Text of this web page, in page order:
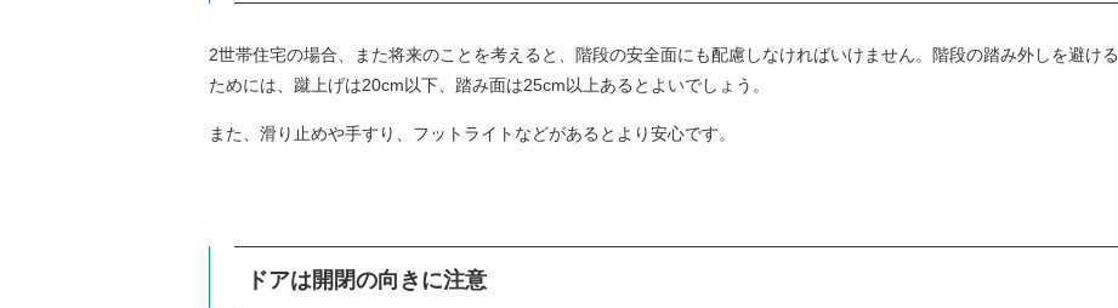
2世帯住宅の場合、また将来のことを考えると、階段の安全面にも配慮しなければいけません。階段の踏み外しを避ける
ためには、蹴上げは20cm以下、踏み面は25cm以上あるとよいでしょう。
また、滑り止めや手すり、フットライトなどがあるとより安心です。
ドアは開閉の向きに注意